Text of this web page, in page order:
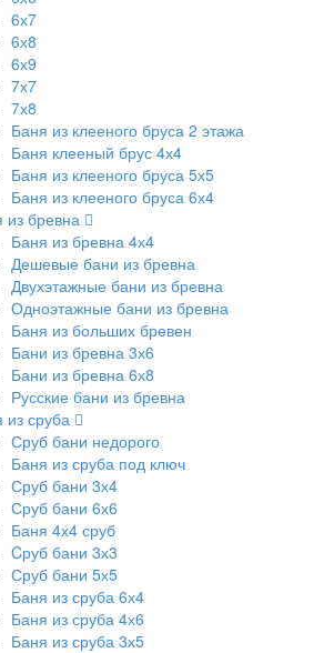
6х7
6х8
6х9
7х7
7х8
Баня из клееного бруса 2 этажа
Баня клееный брус 4х4
Баня из клееного бруса 5х5
Баня из клееного бруса 6х4
из бревна
Баня из бревна 4х4
Дешевые бани из бревна
Двухэтажные бани из бревна
Одноэтажные бани из бревна
Баня из больших бревен
Бани из бревна 3х6
Бани из бревна 6х8
Русские бани из бревна
из сруба
Сруб бани недорого
Баня из сруба под ключ
Сруб бани 3х4
Сруб бани 6х6
Баня 4х4 сруб
Cруб бани 3х3
Сруб бани 5х5
Баня из сруба 6х4
Баня из сруба 4х6
Баня из сруба 3х5